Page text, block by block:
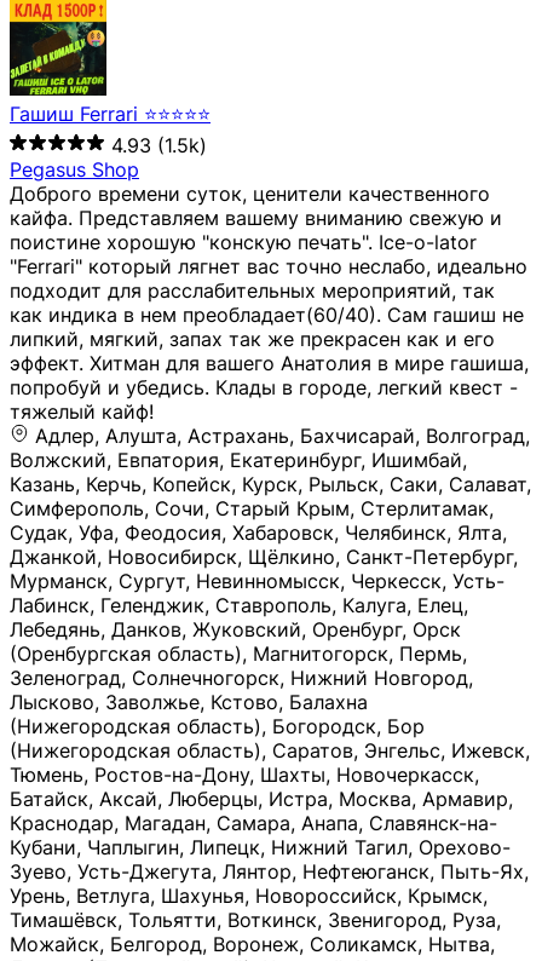
Гашиш Ferrari ⭐⭐⭐⭐⭐
4.93 (1.5k)
Pegasus Shop
Доброго времени суток, ценители качественного
кайфа. Представляем вашему вниманию свежую и
поистине хорошую "конскую печать". Ice-o-lator
"Ferrari" который лягнет вас точно неслабо, идеально
подходит для расслабительных мероприятий, так
как индика в нем преобладает(60/40). Сам гашиш не
липкий, мягкий, запах так же прекрасен как и его
эффект. Хитман для вашего Анатолия в мире гашиша,
попробуй и убедись. Клады в городе, легкий квест -
тяжелый кайф!
Адлер, Алушта, Астрахань, Бахчисарай, Волгоград, Волжский, Евпатория, Екатеринбург, Ишимбай, Казань, Керчь, Копейск, Курск, Рыльск, Саки, Салават, Симферополь, Сочи, Старый Крым, Стерлитамак, Судак, Уфа, Феодосия, Хабаровск, Челябинск, Ялта, Джанкой, Новосибирск, Щёлкино, Санкт-Петербург, Мурманск, Сургут, Невинномысск, Черкесск, Усть-Лабинск, Геленджик, Ставрополь, Калуга, Елец, Лебедянь, Данков, Жуковский, Оренбург, Орск (Оренбургская область), Магнитогорск, Пермь, Зеленоград, Солнечногорск, Нижний Новгород, Лысково, Заволжье, Кстово, Балахна (Нижегородская область), Богородск, Бор (Нижегородская область), Саратов, Энгельс, Ижевск, Тюмень, Ростов-на-Дону, Шахты, Новочеркасск, Батайск, Аксай, Люберцы, Истра, Москва, Армавир, Краснодар, Магадан, Самара, Анапа, Славянск-на-Кубани, Чаплыгин, Липецк, Нижний Тагил, Орехово-Зуево, Усть-Джегута, Лянтор, Нефтеюганск, Пыть-Ях, Урень, Ветлуга, Шахунья, Новороссийск, Крымск, Тимашёвск, Тольятти, Воткинск, Звенигород, Руза, Можайск, Белгород, Воронеж, Соликамск, Нытва, Лысьва (Пермский край), Чусовой, Кунгур, Краснокамск, Миасс, Губаха, Тула, Новомосковск, Донской, Омск, Льгов, Мытищи, Королёв, Ивантеевка, Балашиха, Семилуки, Кудымкар, Старый Оскол, Оса (Пермский край), Одинцово (Московская область), Ханты-Мансийск, Лабинск, Темрюк, Курганинск, Белореченск (Краснодарский край), Алупкa, Губкин, Рязань, Калининград, Усть-Илимск, Фрязино, Минеральные Воды, Пятигорск, Кострома, Ярославль, Коркино, Верхняя Пышма, Подольск, Красноярск, Смоленск, Долгопрудный, Чебоксары, Калачинск, Канск, Киров (Кировская область), Вологда, Рославль, Владивосток, Обнинск, Балабаново (Калужская область), Малоярославец, Брянск, Видное, Ярцево, Вязьма, Гагарин, Приволжск, Фурманов, Чайковский, Кинешма, Горячий Ключ, Улан-Удэ, Туймазы, Дюртюли, Альметьевск, Нефтекамск, Хадыженск, Апшеронск, Майкоп, Уссурийск, Ульяновск, Гатчина, Луга (Ленинградская область), Надым, Ногинск, Электросталь, Железнодорожный (Московская область), Бутурлиновка, Кириллов, Краснознаменск (Калиниградская область), Мышкин, Томмот, Холм, Абакан, Абдулино, Агидель, Агрыз, Адыгейск, Азнакаево, Алатырь, Алдан, Алейск, Александров, Александровск, Алексеевка (Белгородская обл.), Алексин, Амурск, Анадырь, Ангарск, Андреаполь, Анжеро-Судженск, Анива, Апатиты, Арамиль, Ардон, Арзамас, Аркадак, Арсеньев, Артём, Артёмовский, Архангельск, Асбест, Асино, Аткарск, Ахтубинск, Аша, Бабаево (Вологодская область), Бавлы (Республика Татарстан), Байкальск, Бакал, Баксан, Балаклава, Балаково (Саратовская область), Балашов (Саратовская область), Балтийск, Барабинск, Барнаул, Барыш (Ульяновская область), Бежецк, Белая Калитва (Ростовская область), Белебей, Белогорск (Крым), Белозерск, Белокуриха, Беломорск, Белоозёрский (Московская область), Белорецк (Республика Башкортостан), Кызыл, Белоярский (Ханты-Мансийский АО), Бердск, Березники (Пермский край), Берёзовский (Кемеровская область), Берёзовский (Свердловская область), Беслан, Бийск, Бикин, Билибино, Биробиджан, Благовещенск (Амурская область), Благовещенск (Башкортостан), Бобров, Богородицк, Боготол, Богучар, Бокситогорск (Ленинградская область), Бологое (Тверская область), Болхов, Большой Камень (Приморский край), Борисоглебск (Воронежская область), Боровичи (Новгородская область), Боровск, Бородино, Братск, Бронницы (Московская область), Бугульма (Республика Татарстан), Бугуруслан (Оренбургская область), Буинск, Буй, Буйнакск, Валдай, Валуйки, Велиж, Великие Луки, Великий Новгород, Великий Устюг, Вельск, Венёв, Верещагино, Верхнеуральск, Верхний Уфалей, Верхняя Салда, Верхняя Тура, Весьегонск, Вилючинск, Вихоревка, Вичуга, Владикавказ, Волгодонск, Волгореченск, Володарск, Волосово, Волчанск, Вольск, Воркута, Ворсма, Всеволожск (Ленинградская область), Вуктыл, Выкса, Высоковск, Высоцк, Вытегра, Вышний Волочёк, Вяземский, Вязники, Вятские Поляны, Нея, Шилка, Гаврилов Посад, Гаврилов-Ям, Гай, Галич, Гдов, Голицыно, Горно-Алтайск, Горнозаводск, Горняк, Городец, Гороховец, Гремячинск, Грозный, Грязи, Грязовец, Губкинский, Гуково, Гулькевичи, Гурьевск (Калининградская область), Гурьевск (Кемеровская область), Гусев, Гусь-Хрустальный, Давлеканово, Далматово, Дальнегорск, Дегтярск, Дедовск, Демидов, Дербент, Десногорск, Дзержинск, Дзержинский (Московская область), Дивногорск, Димитровград, Дмитровск, Дно, Добрянка, Долинск, Домодедово, Донецк (ДНР), Дорогобуж, Дрезна, Дубна, Дудинка, Духовщина, Дятьково, Егорьевск, Елабуга, Елизово, Ельня (Будет изменено название), Емва, Енисейск, Ермолино, Ершов, Ессентуки, Ефремов, Железноводск, Железногорск (Красноярский край), Железногорск (Курская область), Железногорск-Илимский, Жигулёвск, Жиздра, Жирновск, Жуков, Жуковка, Заводоуковск, Заволжск, Задонск, Заинск, Заозёрный, Заозёрск, Западная Двина, Заполярный, Зарайск, Заречный (Пензенская область), Заречный (Свердловская область), Заринск, Звенигово, Зверево, Зеленогорск ( Ленинградская обл. ), Зеленоградск, Зеленодольск, Зеленокумск, Зерноград, Зима, Змеиногорск, Зубцов, Ивангород, Иваново, Ивдель, Избербаш, Изобильный, Иланский, Инза, Инкерман, Инта, Ипатово, Искитим, Йошкар-Ола, Кадников, Калач, Калач-на-Дону, Калининск, Калтан, Калязин, Камбарка, Каменка (Пензенская область), Каменногорск (Ленинградская область), Каменск-Уральский, Каменск-Шахтинский, Камень-на-Оби, Камешково, Камышин, Канаш, Кандалакша, Карабаново, Карабаш, Карачаевск, Каргат, Каргополь, Карпинск, Карталы, Касимов, Касли, Каспийск, Катав-Ивановск, Катайск, Качканар, Кашин, Кашира, Кемерово, Кемь, Кизел, Кизилюрт, Кизляр, Кимовск, Кимры, Кингисепп, Кинель, Киреевск, Киренск, Киржач, Кириши, Кирово-Чепецк, Кировск (Ленинградская область), Кировск (Мурманская область), Кирсанов, Киселёвск, Кисловодск, Климовск, Клинцы, Княгинино, Ковдор, Ковров, Когалым, Козельск, Козьмодемьянск, Кола, Кологрив, Колпашево, Колпино, Кольчугино, Комсомольск, Комсомольск-на-Амуре, Конаково, Кондопога, Кондрово, Константиновск, Кораблино, Кореновск, Корсаков, Коряжма, Костерёво, Костомукша, Котельники, Котельниково, Котельнич, Котлас, Котовск, Кохма, Красноармейск (Московская область), Краснозаводск, Краснознаменск (Московская область), Краснокаменск, Краснослободск (Волгоградская область), Краснотурьинск, Красноуральск, Красный Сулин, Кремёнки, Кропоткин, Кубинка, Кувшиново (Тверская область), Кудрово, Кулебаки, Кумертау, Курлово, Куровское, Куртамыш, Курчатов, Куса, Кушва, Кыштым, Лабытнанги, Лагань, Лаишево (Республика Татарстан), Лакинск, Лангепас, Лахденпохья, Ленинск-Кузнецкий, Ленск (Республика Саха), Лермонтов (Ставропольский край), Лесозаводск (Приморский край), Лесосибирск, Ливны (Орловская область), Ликино-Дулёво, Липки (Тульская область), Лиски (Воронежская область), Лихославль, Лодейное Поле, Ломоносов (Санкт-Петербург), Лосино-Петровский, Лукоянов, Луховицы, Лыткарино, Любань (Ленинградская область), Любим, Людиново, Магас, Майский, Макаров, Малая Вишера, Малгобек, Мамадыш, Мамоново, Мантурово, Маркс, Махачкала, Мглин, Мегион, Медвежьегорск, Медногорск, Медынь, Меленки, Мелеуз, Менделеевск, Мещовск, Микунь, Миллерово, Минусинск, Миньяр, Мирный (Архангельская область), Мирный (Якутия), Михайловка (Город), Михайловск (Свердловская область), Михайловск (Ставропольский край), Могоча, Можга, Моздок, Мончегорск, Морозовск, Моршанск, Мосальск, Муравленко, Мурино, Муром, Мценск, Мыски, Набережные Челны, Навашино (Нижегородская область), Назарово (Красноярский край), Назрань, Нальчик, Наро-Фоминск, Нарткала, Нарьян-Мар, Находка, Невель (Псковская область), Невельск, Невьянск, Нелидово (Тверская область), Неман, Нерехта (Костромская область), Нерюнгри, Нестеров, Нефтегорск (Самарская область), Нефтекумск, Нижневартовск, Нижнекамск (Республика Татарстан), Нижнеудинск, Нижние Серги, Нижний Ломов, Нижняя Тура, Николаевск-на-Амуре, Никольск (Вологодская область), Никольск (Пензенская область), Новая Ладога, Новая Ляля, Новоалександровск, Новоалтайск, Нововоронеж, Новодвинск, Новозыбков, Новокубанск, Новокуйбышевск, Новомичуринск, Новопавловск, Новоржев, Новосокольники, Новотроицк, Новоульяновск, Новоуральск, Новохопёрск, Новочебоксарск, Новошахтинск, Новый Оскол, Новый Уренгой, Норильск, Нурлат, Нягань, Нязепетровск, Няндома, Облучье, Обоянь, Озёрск (Калининградская область), Озёрск (Челябинская область), Озёры, Октябрьск (Самарская область), Октябрьский (Башкортостан), Окуловка (Новгородская область), Оленегорск, Олонец, Онега, Опочка, Осинники, Осташков, Остров, Острогожск, Отрадный, Оха, Павлово, Павловск (Воронежская область), Павловск (Санкт-Петербург), Павловский Посад, Партизанск, Певек, Пенза, Первоуральск, Перевоз, Пересвет, Переславль-Залесский, Пестово (Новгородская область), Петрозаводск, Петропавловск-Камчатский, Печоры, Пикалёво, Пионерский, Питкяранта, Плавск, Плёс, Подпорожье, Покачи, Покров, Покровск, Полесск, Полысаево, Полярные Зори, Полярный, Поронайск, Порхов, Похвистнево, Почеп, Починок, Пошехонье, Правдинск, Приморск (Калининградская область), Приморско-Ахтарск, Приозерск, Прокопьевск, Протвино, Прохладный, Пугачёв, Пудож, Пустошка, Пушкино, Пущино, Пыталово, Радужный (Владимирская область), Радужный (Ханты-Мансийский АО), Райчихинск, Раменское, Рассказово, Ревда, Реж, Реутов, Родники, Россошь, Ростов (Ярославская обл.), Рошаль, Ртищево, Рубцовск, Рузаевка, Рыбинск, Рыбное, Ряжск, Салехард, Сальск, Саранск, Сарапул, Саров, Сасово, Сатка, Сафоново, Саяногорск, Саянск, Светлогорск, Светлоград, Светлый, Светогорск (Ленинградская область), Свободный, Себеж, Северобайкальск, Северодвинск, Североуральск, Сегежа, Семикаракорск, Сенгилей, Серафимович, Сергач, Сергиев Посад, Сердобск, Сертолово (Ленинградская область), Сестрорецк (Ленинградская область), Сибай, Скопин, Славгород, Сланцы, Слободской, Слюдянка, Собинка, Советск (Кировская область), Советск (Калининградская область), Советск (Тульская область), Советская Гавань, Советский (Ханты-Мансийский АО), Сокол (Вологодская область), Солигалич, Соль-Илецк, Сольцы, Сортавала, Сосенский, Сосновоборск, Сосновый Бор (Ленинградская область), Сосногорск, Спас-Клепики, Спасск-Рязанский, С